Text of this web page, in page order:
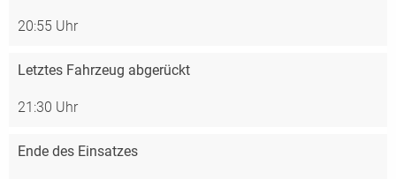
20:55 Uhr
Letztes Fahrzeug abgerückt
21:30 Uhr
Ende des Einsatzes